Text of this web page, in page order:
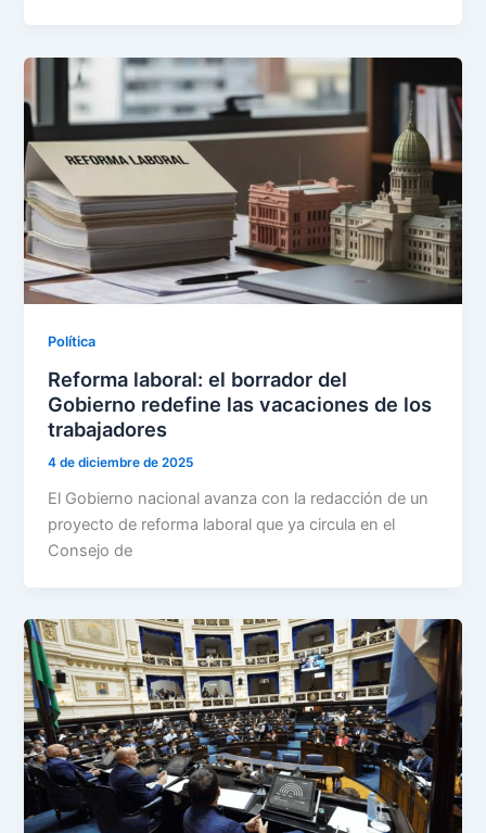
Política
Reforma laboral: el borrador del
Gobierno redefine las vacaciones de los
trabajadores
4 de diciembre de 2025
El Gobierno nacional avanza con la redacción de un
proyecto de reforma laboral que ya circula en el
Consejo de